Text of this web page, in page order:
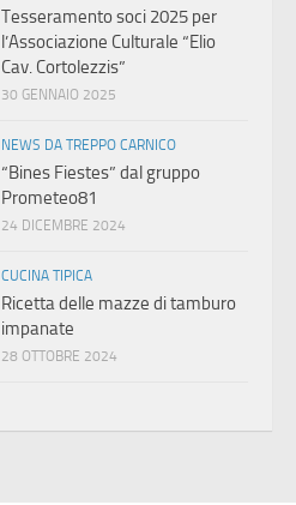
Tesseramento soci 2025 per
l’Associazione Culturale “Elio
Cav. Cortolezzis”
30 GENNAIO 2025
NEWS DA TREPPO CARNICO
“Bines Fiestes” dal gruppo
Prometeo81
24 DICEMBRE 2024
CUCINA TIPICA
Ricetta delle mazze di tamburo
impanate
28 OTTOBRE 2024